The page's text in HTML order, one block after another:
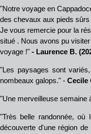
"Notre voyage en
des chevaux aux pieds
Je vous remercie pour la
situé . Nous avons pu
voyage !" - Laurence B.
"Les paysages sont
nombeaux galops." - Cecile
"Une merveilleuse semaine
"Très belle randonnée, où
découverte d'une région